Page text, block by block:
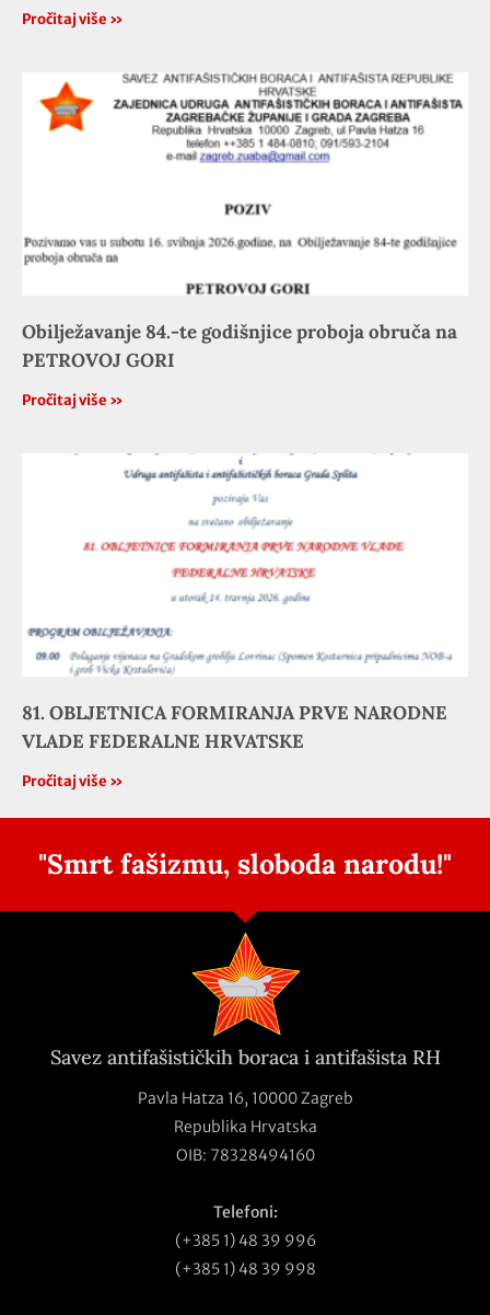
Pročitaj više »
Obilježavanje 84.-te godišnjice proboja obruča na
PETROVOJ GORI
Pročitaj više »
81. OBLJETNICA FORMIRANJA PRVE NARODNE
VLADE FEDERALNE HRVATSKE
Pročitaj više »
"Smrt fašizmu, sloboda narodu!"
Savez antifašističkih boraca i antifašista RH
Pavla Hatza 16, 10000 Zagreb
Republika Hrvatska
OIB: 78328494160
Telefoni:
(+385 1) 48 39 996
(+385 1) 48 39 998